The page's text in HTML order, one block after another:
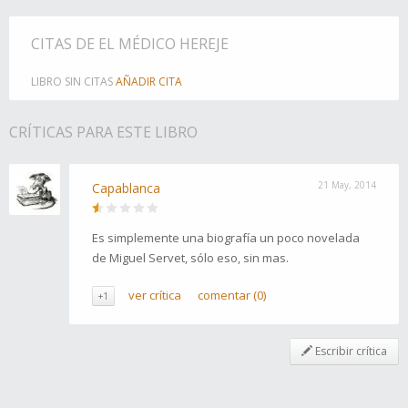
CITAS DE EL MÉDICO HEREJE
LIBRO SIN CITASAÑADIR CITA
CRÍTICAS PARA ESTE LIBRO
Capablanca 21 May, 2014
Es simplemente una biografía un poco novelada
de Miguel Servet, sólo eso, sin mas.
+1 ver crítica comentar (0)
Escribir crítica